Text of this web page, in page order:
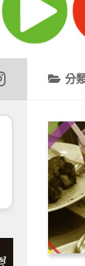
分